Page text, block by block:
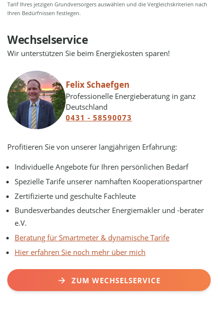
Tarif Ihres jetzigen Grundversorgers auswählen und die Vergleichskriterien nach
Ihren Bedürfnissen festlegen.
Wechselservice
Wir unterstützen Sie beim Energiekosten sparen!
Felix Schaefgen
Professionelle Energieberatung in ganz
Deutschland
0431 - 58590073
Profitieren Sie von unserer langjährigen Erfahrung:
Individuelle Angebote für Ihren persönlichen Bedarf
Spezielle Tarife unserer namhaften Kooperationspartner
Zertifizierte und geschulte Fachleute
Bundesverbandes deutscher Energiemakler und -berater
e.V.
Beratung für Smartmeter & dynamische Tarife
Hier erfahren Sie noch mehr über mich
ZUM WECHSELSERVICE